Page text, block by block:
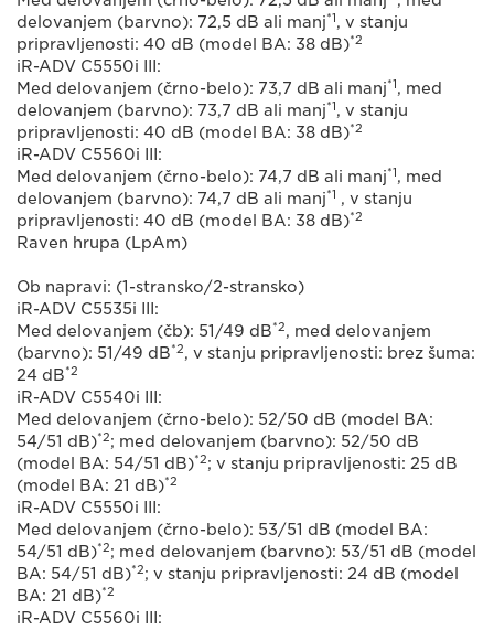
delovanjem (barvno): 72,5 dB ali manj*1, v stanju
pripravljenosti: 40 dB (model BA: 38 dB)*2
iR-ADV C5550i III:
Med delovanjem (črno-belo): 73,7 dB ali manj*1, med
delovanjem (barvno): 73,7 dB ali manj*1, v stanju
pripravljenosti: 40 dB (model BA: 38 dB)*2
iR-ADV C5560i III:
Med delovanjem (črno-belo): 74,7 dB ali manj*1, med
delovanjem (barvno): 74,7 dB ali manj*1 , v stanju
pripravljenosti: 40 dB (model BA: 38 dB)*2
Raven hrupa (LpAm)
Ob napravi: (1-stransko/2-stransko)
iR-ADV C5535i III:
Med delovanjem (čb): 51/49 dB*2, med delovanjem
(barvno): 51/49 dB*2, v stanju pripravljenosti: brez šuma:
24 dB*2
iR-ADV C5540i III:
Med delovanjem (črno-belo): 52/50 dB (model BA:
54/51 dB)*2; med delovanjem (barvno): 52/50 dB
(model BA: 54/51 dB)*2; v stanju pripravljenosti: 25 dB
(model BA: 21 dB)*2
iR-ADV C5550i III:
Med delovanjem (črno-belo): 53/51 dB (model BA:
54/51 dB)*2; med delovanjem (barvno): 53/51 dB (model
BA: 54/51 dB)*2; v stanju pripravljenosti: 24 dB (model
BA: 21 dB)*2
iR-ADV C5560i III: